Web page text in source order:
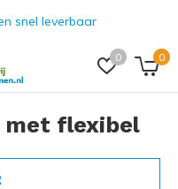
0 0
snel leverbaar
met flexibel